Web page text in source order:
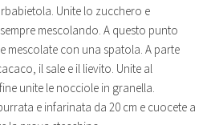
Unite lo zucchero e
mescolando. A questo punto
mescolate con una spatola. A parte
il sale e il lievito. Unite al
unite le nocciole in granella.
e infarinata da 20 cm e cuocete a